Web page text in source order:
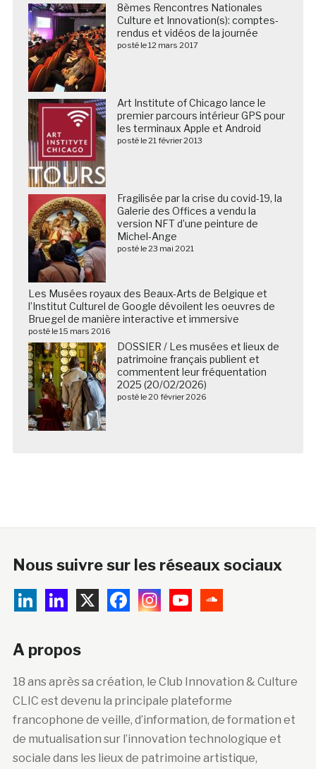
8èmes Rencontres Nationales
Culture et Innovation(s): comptes-
rendus et vidéos de la journée
posté le 12 mars 2017
Art Institute of Chicago lance le
premier parcours intérieur GPS pour
les terminaux Apple et Android
posté le 21 février 2013
Fragilisée par la crise du covid-19, la
Galerie des Offices a vendu la
version NFT d’une peinture de
Michel-Ange
posté le 23 mai 2021
Les Musées royaux des Beaux-Arts de Belgique et
l’Institut Culturel de Google dévoilent les oeuvres de
Bruegel de manière interactive et immersive
posté le 15 mars 2016
DOSSIER / Les musées et lieux de
patrimoine français publient et
commentent leur fréquentation
2025 (20/02/2026)
posté le 20 février 2026
Nous suivre sur les réseaux sociaux
A propos
18 ans après sa création, le Club Innovation & Culture
CLIC est devenu la principale plateforme
francophone de veille, d’information, de formation et
de mutualisation sur l’innovation technologique et
sociale dans les lieux de patrimoine artistique,